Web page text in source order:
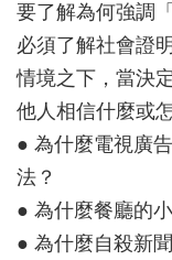
要了解為何強調
必須了解社會證
情境之下，當決
他人相信什麼或
● 為什麼電視廣
法？
● 為什麼餐廳的
● 為什麼自殺新